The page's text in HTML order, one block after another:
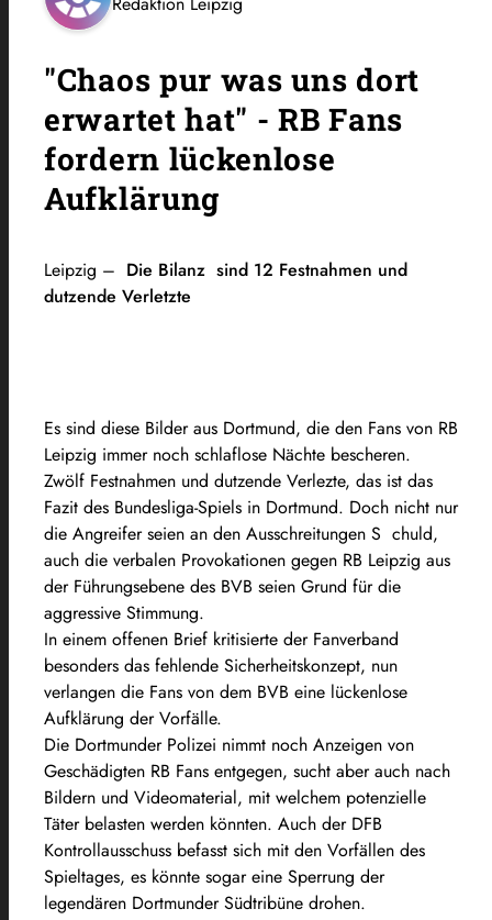
"Chaos pur was uns dort
erwartet hat" - RB Fans
fordern lückenlose
Aufklärung
Leipzig – Die Bilanz sind 12 Festnahmen und
dutzende Verletzte
Es sind diese Bilder aus Dortmund, die den Fans von RB
Leipzig immer noch schlaflose Nächte bescheren.
Zwölf Festnahmen und dutzende Verlezte, das ist das
Fazit des Bundesliga-Spiels in Dortmund. Doch nicht nur
die Angreifer seien an den Ausschreitungen S chuld,
auch die verbalen Provokationen gegen RB Leipzig aus
der Führungsebene des BVB seien Grund für die
aggressive Stimmung.
In einem offenen Brief kritisierte der Fanverband
besonders das fehlende Sicherheitskonzept, nun
verlangen die Fans von dem BVB eine lückenlose
Aufklärung der Vorfälle.
Die Dortmunder Polizei nimmt noch Anzeigen von
Geschädigten RB Fans entgegen, sucht aber auch nach
Bildern und Videomaterial, mit welchem potenzielle
Täter belasten werden könnten. Auch der DFB
Kontrollausschuss befasst sich mit den Vorfällen des
Spieltages, es könnte sogar eine Sperrung der
legendären Dortmunder Südtribüne drohen.